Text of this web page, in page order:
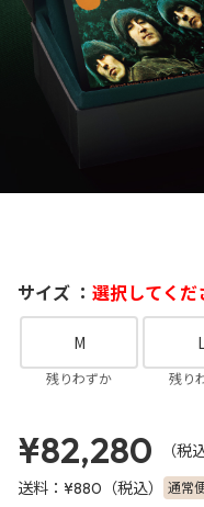
サイズ ： 選択してくだ
M
残りわずか
L
残り
¥82,280
（税
送料： ¥880 （税込） 通常